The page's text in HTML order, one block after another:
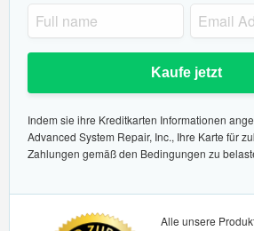
Kaufe jetzt
Indem sie ihre Kreditkarten Informationen
Advanced System Repair, Inc., Ihre Karte für
Zahlungen gemäß den Bedingungen zu
Alle unsere